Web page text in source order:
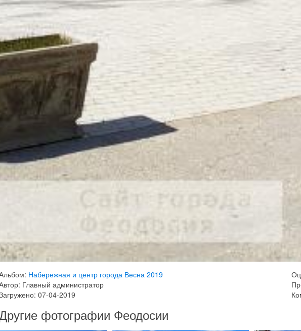
Набережная и центр города Весна 2019
Главный администратор
07-04-2019
фотографии Феодосии